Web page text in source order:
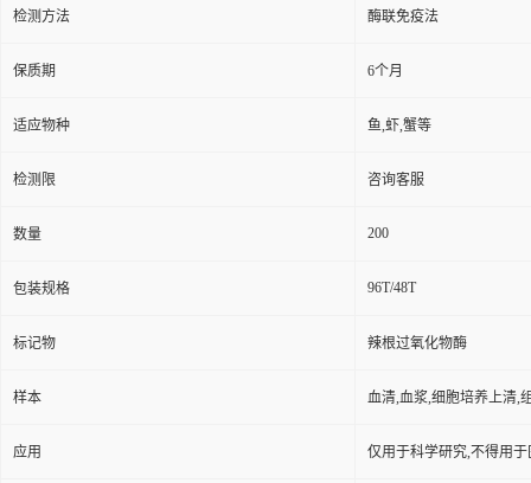
检测方法 酶联免疫法
保质期 6个月
适应物种 鱼,虾,蟹等
检测限 咨询客服
数量 200
包装规格 96T/48T
标记物 辣根过氧化物酶
样本 血清,血浆,细胞培养上清,
应用 仅用于科学研究,不得用